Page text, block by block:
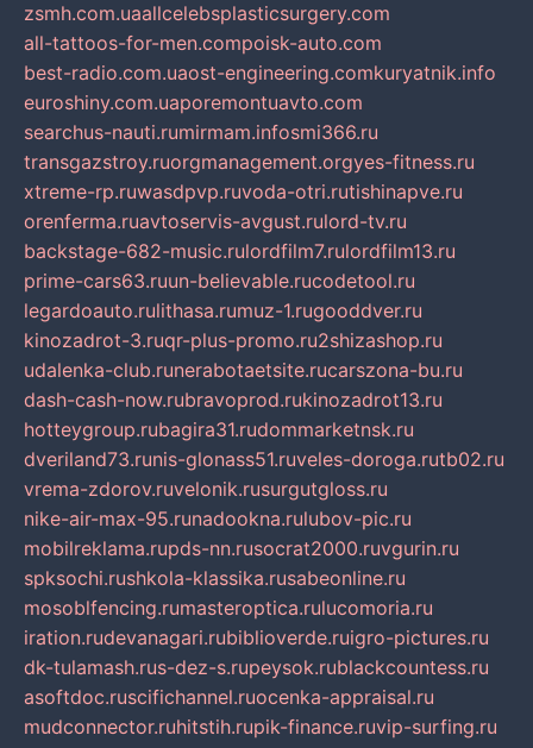
zsmh.com.uaallcelebsplasticsurgery.com
all-tattoos-for-men.compoisk-auto.com
best-radio.com.uaost-engineering.comkuryatnik.info
euroshiny.com.uaporemontuavto.com
searchus-nauti.rumirmam.infosmi366.ru
transgazstroy.ruorgmanagement.orgyes-fitness.ru
xtreme-rp.ruwasdpvp.ruvoda-otri.rutishinapve.ru
orenferma.ruavtoservis-avgust.rulord-tv.ru
backstage-682-music.rulordfilm7.rulordfilm13.ru
prime-cars63.ruun-believable.rucodetool.ru
legardoauto.rulithasa.rumuz-1.rugooddver.ru
kinozadrot-3.ruqr-plus-promo.ru2shizashop.ru
udalenka-club.runerabotaetsite.rucarszona-bu.ru
dash-cash-now.rubravoprod.rukinozadrot13.ru
hotteygroup.rubagira31.rudommarketnsk.ru
dveriland73.runis-glonass51.ruveles-doroga.rutb02.ru
vrema-zdorov.ruvelonik.rusurgutgloss.ru
nike-air-max-95.runadookna.rulubov-pic.ru
mobilreklama.rupds-nn.rusocrat2000.ruvgurin.ru
spksochi.rushkola-klassika.rusabeonline.ru
mosoblfencing.rumasteroptica.rulucomoria.ru
iration.rudevanagari.rubiblioverde.ruigro-pictures.ru
dk-tulamash.rus-dez-s.rupeysok.rublackcountess.ru
asoftdoc.ruscifichannel.ruocenka-appraisal.ru
mudconnector.ruhitstih.rupik-finance.ruvip-surfing.ru